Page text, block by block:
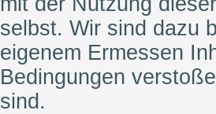
selbst. Wir sind dazu
eigenem Ermessen
Bedingungen
sind.